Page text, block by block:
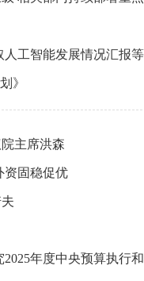
工智能发展情况汇报等
》
主席洪森
资固稳促优
年度中央预算执行